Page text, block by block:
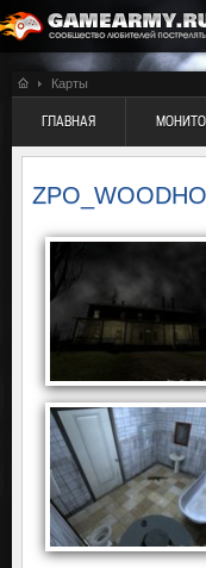
Карты
ГЛАВНАЯ